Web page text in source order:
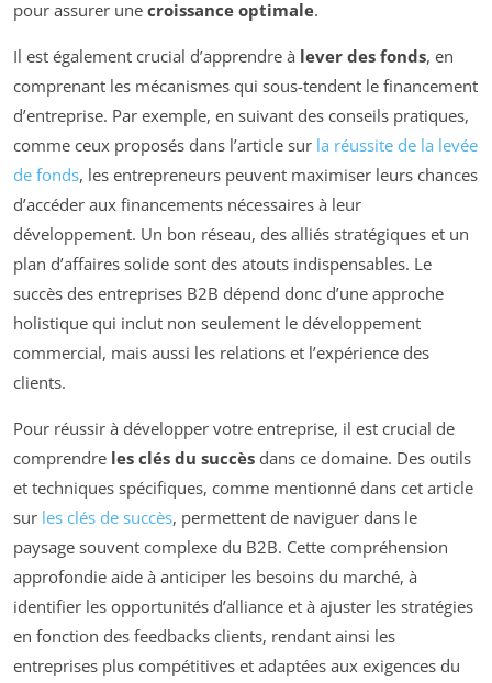
pour assurer une croissance optimale.
Il est également crucial d’apprendre à lever des fonds, en
comprenant les mécanismes qui sous-tendent le financement
d’entreprise. Par exemple, en suivant des conseils pratiques,
comme ceux proposés dans l’article sur la réussite de la levée
de fonds, les entrepreneurs peuvent maximiser leurs chances
d’accéder aux financements nécessaires à leur
développement. Un bon réseau, des alliés stratégiques et un
plan d’affaires solide sont des atouts indispensables. Le
succès des entreprises B2B dépend donc d’une approche
holistique qui inclut non seulement le développement
commercial, mais aussi les relations et l’expérience des
clients.
Pour réussir à développer votre entreprise, il est crucial de
comprendre les clés du succès dans ce domaine. Des outils
et techniques spécifiques, comme mentionné dans cet article
sur les clés de succès, permettent de naviguer dans le
paysage souvent complexe du B2B. Cette compréhension
approfondie aide à anticiper les besoins du marché, à
identifier les opportunités d’alliance et à ajuster les stratégies
en fonction des feedbacks clients, rendant ainsi les
entreprises plus compétitives et adaptées aux exigences du